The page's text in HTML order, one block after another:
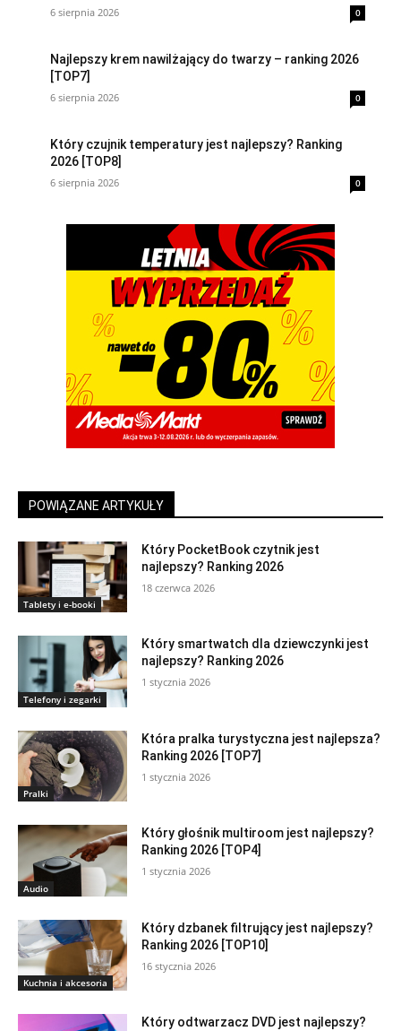
6 sierpnia 2026 0
Najlepszy krem nawilżający do twarzy – ranking 2026
[TOP7]
6 sierpnia 2026 0
Który czujnik temperatury jest najlepszy? Ranking
2026 [TOP8]
6 sierpnia 2026 0
POWIĄZANE ARTYKUŁY
Tablety i e-booki
Który PocketBook czytnik jest
najlepszy? Ranking 2026
18 czerwca 2026
Telefony i zegarki
Który smartwatch dla dziewczynki jest
najlepszy? Ranking 2026
1 stycznia 2026
Pralki
Która pralka turystyczna jest najlepsza?
Ranking 2026 [TOP7]
1 stycznia 2026
Audio
Który głośnik multiroom jest najlepszy?
Ranking 2026 [TOP4]
1 stycznia 2026
Kuchnia i akcesoria
Który dzbanek filtrujący jest najlepszy?
Ranking 2026 [TOP10]
16 stycznia 2026
Który odtwarzacz DVD jest najlepszy?